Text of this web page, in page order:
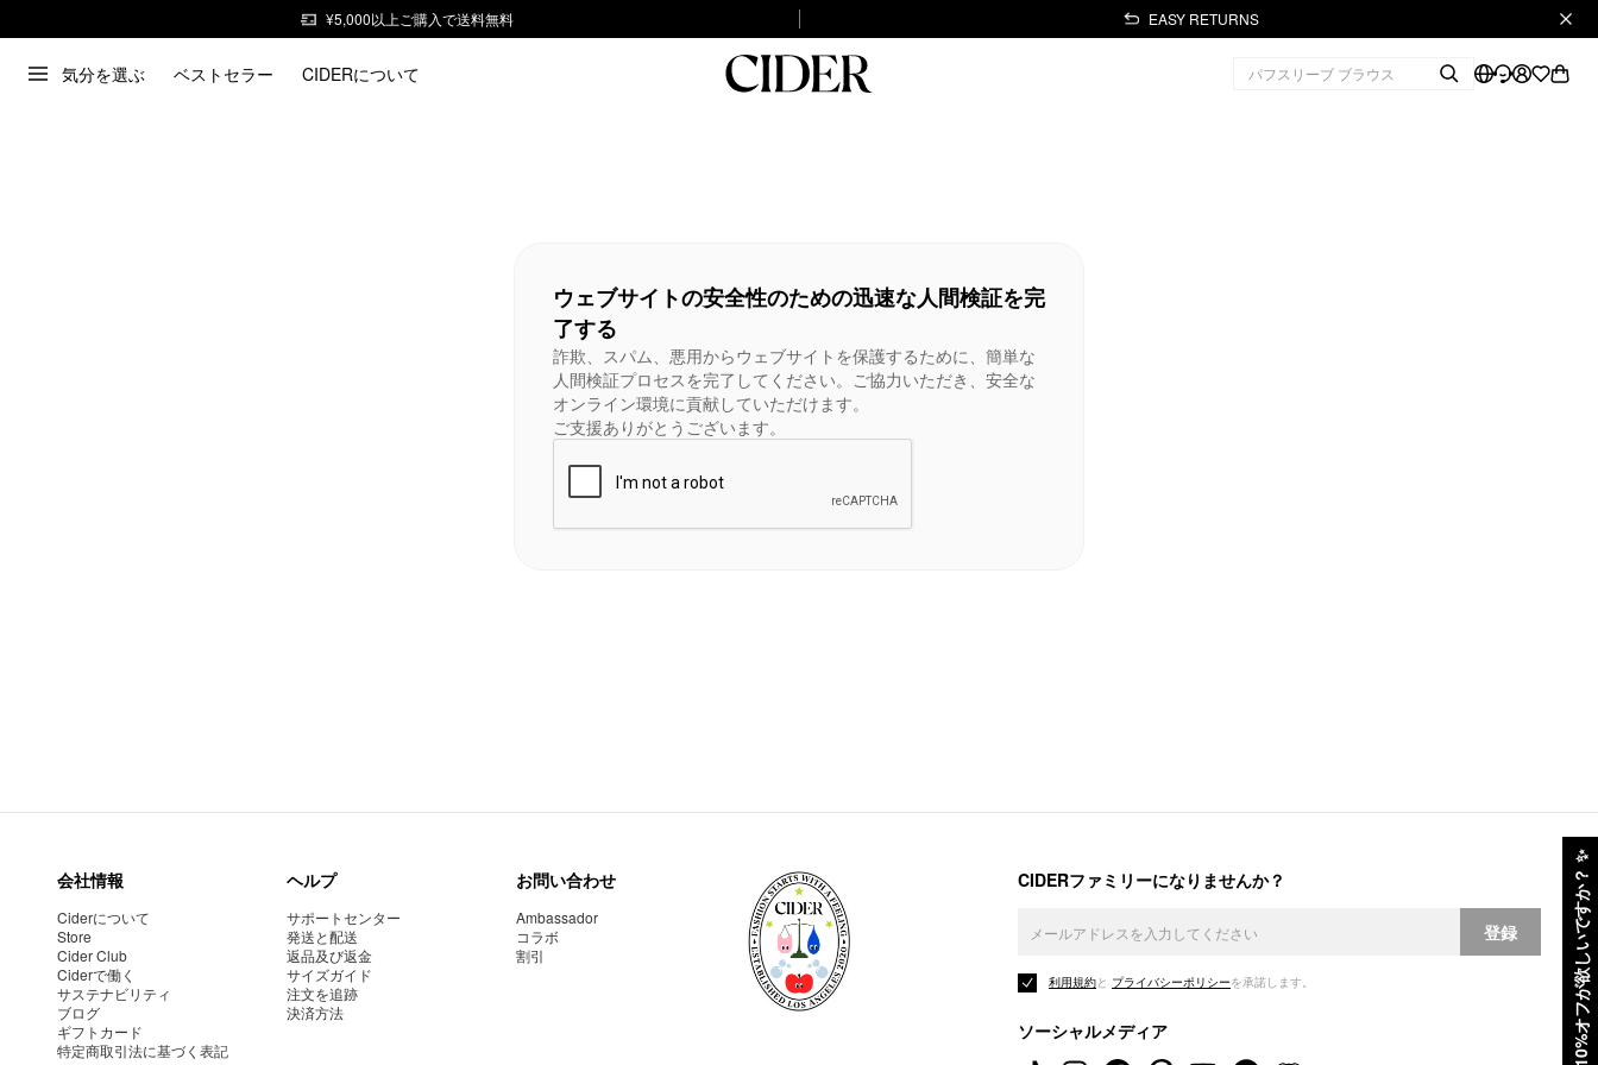
¥5,000以上ご購入で送料無料 EASY RETURNS
気分を選ぶ ベストセラー CIDERについて
10%オフが欲しいですか？
✨
ウェブサイトの安全性のための迅速な人間検証を完
了する
詐欺、スパム、悪用からウェブサイトを保護するために、簡単な
人間検証プロセスを完了してください。ご協力いただき、安全な
オンライン環境に貢献していただけます。
ご支援ありがとうございます。
会社情報
Ciderについて
Store
Cider Club
Ciderで働く
サステナビリティ
ブログ
ギフトカード
特定商取引法に基づく表記
ヘルプ
サポートセンター
発送と配送
返品及び返金
サイズガイド
注文を追跡
決済方法
お問い合わせ
Ambassador
コラボ
割引
CIDERファミリーになりませんか？
登録
利用規約と プライバシーポリシーを承諾します。
ソーシャルメディア